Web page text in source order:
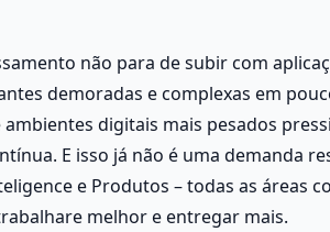
não para de subir com
demoradas e complexas em
ambientes digitais mais pesados
E isso já não é uma demanda
e Produtos – todas as áreas
melhor e entregar mais.